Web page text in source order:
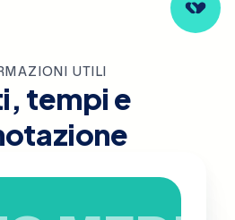
UTILI
tempi e